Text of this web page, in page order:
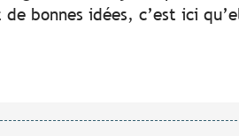
bonnes idées, c’est ici